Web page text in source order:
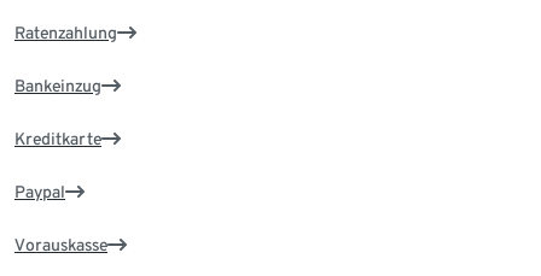
Ratenzahlung
Bankeinzug
Kreditkarte
Paypal
Vorauskasse